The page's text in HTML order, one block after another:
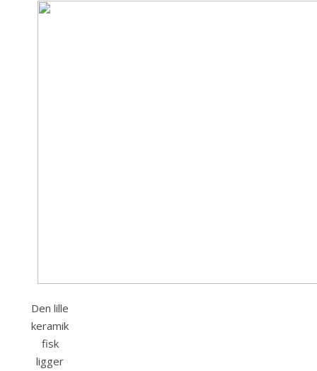
Den lille
keramik
fisk
ligger